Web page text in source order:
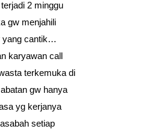
2 minggu
gw menjahili
yang cantik…
karyawan call
terkemuka di
gw hanya
yg kerjanya
setiap